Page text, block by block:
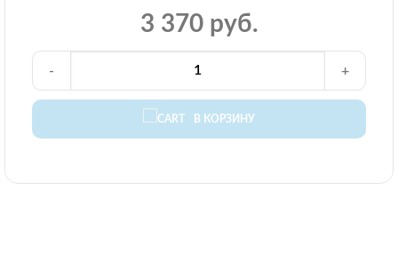
3 370 руб.
В КОРЗИНУ
- +